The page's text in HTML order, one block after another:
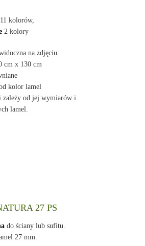
kolorów,
2 kolory
na zdjęciu:
cm x 130 cm
kolor lamel
zależy od jej wymiarów i
lamel.
27 PS
do ściany lub sufitu.
27 mm.